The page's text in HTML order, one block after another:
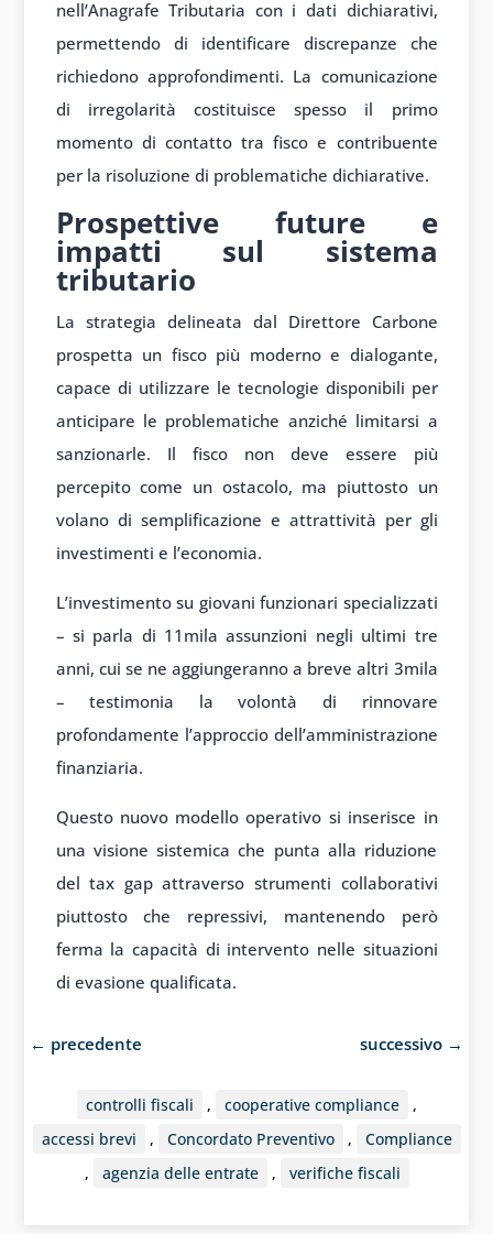
nell’Anagrafe Tributaria con i dati dichiarativi,
permettendo di identificare discrepanze che
richiedono approfondimenti. La comunicazione
di irregolarità costituisce spesso il primo
momento di contatto tra fisco e contribuente
per la risoluzione di problematiche dichiarative.
Prospettive future e
impatti sul sistema
tributario
La strategia delineata dal Direttore Carbone
prospetta un fisco più moderno e dialogante,
capace di utilizzare le tecnologie disponibili per
anticipare le problematiche anziché limitarsi a
sanzionarle. Il fisco non deve essere più
percepito come un ostacolo, ma piuttosto un
volano di semplificazione e attrattività per gli
investimenti e l’economia.
L’investimento su giovani funzionari specializzati
– si parla di 11mila assunzioni negli ultimi tre
anni, cui se ne aggiungeranno a breve altri 3mila
– testimonia la volontà di rinnovare
profondamente l’approccio dell’amministrazione
finanziaria.
Questo nuovo modello operativo si inserisce in
una visione sistemica che punta alla riduzione
del tax gap attraverso strumenti collaborativi
piuttosto che repressivi, mantenendo però
ferma la capacità di intervento nelle situazioni
di evasione qualificata.
← precedente successivo →
controlli fiscali , cooperative compliance
,
accessi brevi
, Concordato Preventivo ,
Compliance
,
agenzia delle entrate , verifiche fiscali